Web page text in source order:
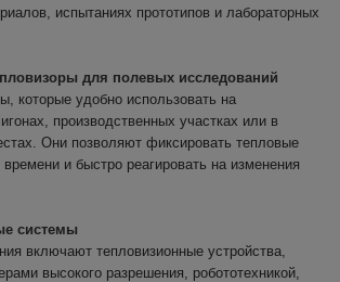
испытаниях прототипов и лабораторных
для полевых исследований
которые удобно использовать на
производственных участках или в
Они позволяют фиксировать тепловые
и быстро реагировать на изменения
системы
включают тепловизионные устройства,
высокого разрешения, робототехникой,